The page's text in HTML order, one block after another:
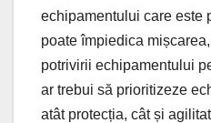
echipamentului care este
poate împiedica
potrivirii echipamentului
ar trebui să prioritizeze
atât protecția, cât și